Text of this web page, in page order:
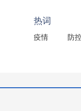
热词
疫情 防